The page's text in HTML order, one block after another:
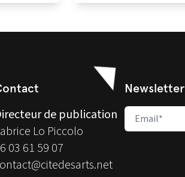
de publication
Lo Piccolo
03 61 59 07
Newsletter